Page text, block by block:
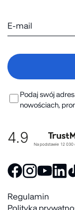
Podaj swój
nowościach,
4.9 Na podstawie 12 030
Regulamin